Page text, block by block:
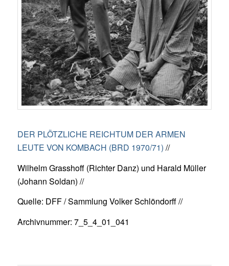
DER PLÖTZLICHE REICHTUM DER ARMEN
LEUTE VON KOMBACH (BRD 1970/71) //
Wilhelm Grasshoff (Richter Danz) und Harald Müller
(Johann Soldan) //
Quelle: DFF / Sammlung Volker Schlöndorff //
Archivnummer: 7_5_4_01_041